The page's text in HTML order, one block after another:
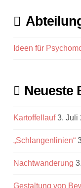
Ideen für
Neueste
Kartoffellauf 3. Juli
„Schlangenlinien“
Nachtwanderung
Gestaltung von